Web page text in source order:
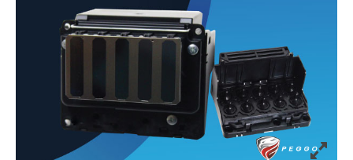
เครื่องปริ้นเสื้อ Mimaki TS100+1600 จับคู่
เครื่องรีดโรล 170 cm.
เครื่องสกรีนผ้า Mimaki TS100+1600 จับคู่
เครื่องพิมพ์ซับลิเมชั่น Mimaki TS55-1800
เครื่องพิมพ์ซับลิเมชั่น Mimaki TS330-1600